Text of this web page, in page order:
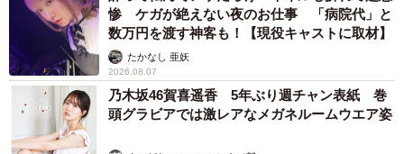
惨 ケガが絶えない夜のお仕事 「病院代」と
数万円を渡す神客も！【現役キャストに取材】
たかなし 亜妖
2026.08.07
乃木坂46賀喜遥香 5年ぶり週チャン表紙 巻
頭グラビアでは激レアなメガネルームウエア姿